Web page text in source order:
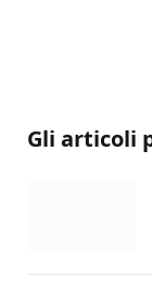
Gli articoli